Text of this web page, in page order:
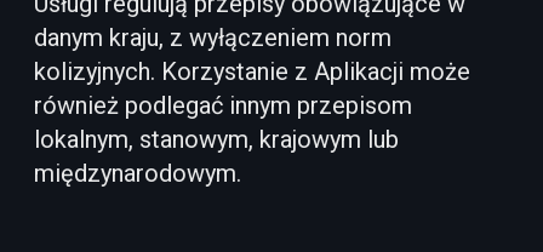
danym kraju, z wyłączeniem norm
kolizyjnych. Korzystanie z Aplikacji może
również podlegać innym przepisom
lokalnym, stanowym, krajowym lub
międzynarodowym.